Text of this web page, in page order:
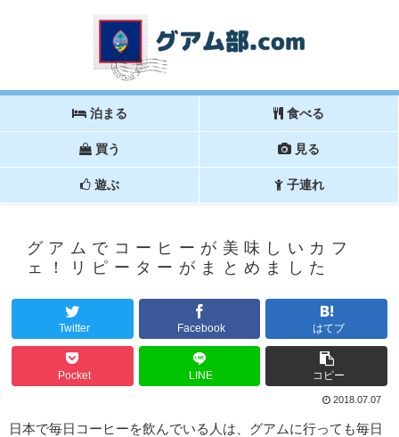
泊まる 食べる
買う 見る
遊ぶ 子連れ
グアムでコーヒーが美味しいカフ
ェ！リピーターがまとめました
Twitter Facebook はてブ
Pocket LINE コピー
2018.07.07
日本で毎日コーヒーを飲んでいる人は、グアムに行っても毎日